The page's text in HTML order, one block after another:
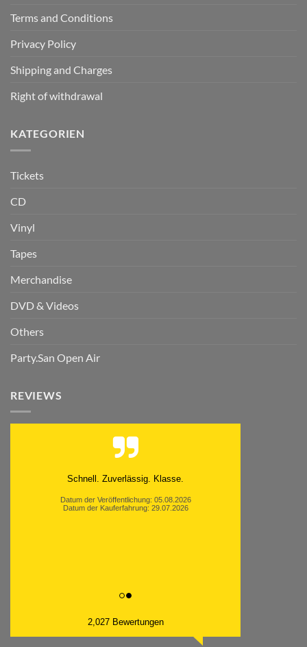
Terms and Conditions
Privacy Policy
Shipping and Charges
Right of withdrawal
KATEGORIEN
Tickets
CD
Vinyl
Tapes
Merchandise
DVD & Videos
Others
Party.San Open Air
REVIEWS
Schnell. Zuverlässig. Klasse.
Datum der Veröffentlichung: 05.08.2026
Datum der Kauferfahrung: 29.07.2026
2,027 Bewertungen